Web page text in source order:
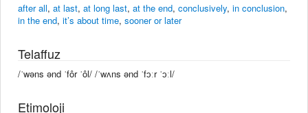
after all, at last, at long last, at the end, conclusively, in conclusion,
in the end, it’s about time, sooner or later
Telaffuz
/ˈwəns ənd ˈfôr ˈôl/ /ˈwʌns ənd ˈfɔːr ˈɔːl/
Etimoloji